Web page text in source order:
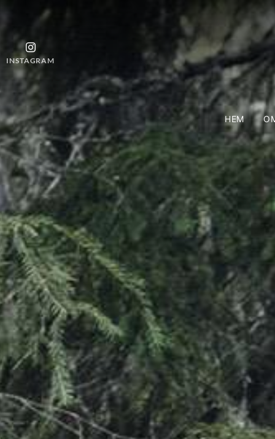
INSTAGRAM
HEM